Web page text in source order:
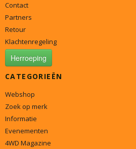
Contact
Partners
Retour
Klachtenregeling
Herroeping
CATEGORIEËN
Webshop
Zoek op merk
Informatie
Evenementen
4WD Magazine